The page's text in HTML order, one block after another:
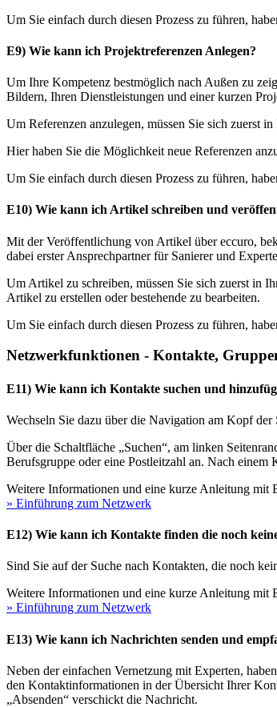
Um Sie einfach durch diesen Prozess zu führen,
E9) Wie kann ich Projektreferenzen Anlegen?
Um Ihre Kompetenz bestmöglich nach Außen zu
Bildern, Ihren Dienstleistungen und einer kurzen
Um Referenzen anzulegen, müssen Sie sich zuerst
Hier haben Sie die Möglichkeit neue Referenzen
Um Sie einfach durch diesen Prozess zu führen,
E10) Wie kann ich Artikel schreiben und
Mit der Veröffentlichung von Artikel über eccuro,
dabei erster Ansprechpartner für Sanierer und
Um Artikel zu schreiben, müssen Sie sich zuerst in
Artikel zu erstellen oder bestehende zu bearbeiten.
Um Sie einfach durch diesen Prozess zu führen,
Netzwerkfunktionen - Kontakte,
E11) Wie kann ich Kontakte suchen und
Wechseln Sie dazu über die Navigation am Kopf
Über die Schaltfläche „Suchen“, am linken
Berufsgruppe oder eine Postleitzahl an. Nach einem
Weitere Informationen und eine kurze Anleitung
» Einführung zum Netzwerk
E12) Wie kann ich Kontakte finden die noch
Sind Sie auf der Suche nach Kontakten, die noch
Weitere Informationen und eine kurze Anleitung
» Einführung zum Netzwerk
E13) Wie kann ich Nachrichten senden und
Neben der einfachen Vernetzung mit Experten,
den Kontaktinformationen in der Übersicht Ihrer
„Absenden“ verschickt die Nachricht.